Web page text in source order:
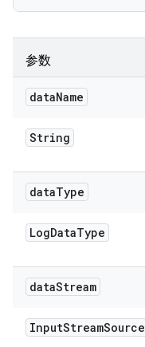
参数
dataName
String
dataType
LogDataType
dataStream
InputStreamSource